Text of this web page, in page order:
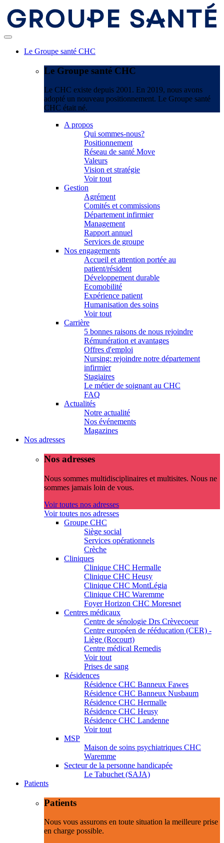
Le Groupe santé CHC
Le Groupe santé CHC
Le CHC existe depuis 2001. En 2019, nous avons
adopté un nouveau positionnement. Le Groupe santé
CHC était né.
A propos
Qui sommes-nous?
Positionnement
Réseau de santé Move
Valeurs
Vision et stratégie
Voir tout
Gestion
Agrément
Comités et commissions
Département infirmier
Management
Rapport annuel
Services de groupe
Nos engagements
Accueil et attention portée au
patient/résident
Développement durable
Ecomobilité
Expérience patient
Humanisation des soins
Voir tout
Carrière
5 bonnes raisons de nous rejoindre
Rémunération et avantages
Offres d'emploi
Nursing: rejoindre notre département
infirmier
Stagiaires
Le métier de soignant au CHC
FAQ
Actualités
Notre actualité
Nos événements
Magazines
Nos adresses
Nos adresses
Nous sommes multidisciplinaires et multisites. Nous ne
sommes jamais loin de vous.
Voir toutes nos adresses
Voir toutes nos adresses
Groupe CHC
Siège social
Services opérationnels
Crèche
Cliniques
Clinique CHC Hermalle
Clinique CHC Heusy
Clinique CHC MontLégia
Clinique CHC Waremme
Foyer Horizon CHC Moresnet
Centres médicaux
Centre de sénologie Drs Crèvecoeur
Centre européen de rééducation (CER) -
Liège (Rocourt)
Centre médical Remedis
Voir tout
Prises de sang
Résidences
Résidence CHC Banneux Fawes
Résidence CHC Banneux Nusbaum
Résidence CHC Hermalle
Résidence CHC Heusy
Résidence CHC Landenne
Voir tout
MSP
Maison de soins psychiatriques CHC
Waremme
Secteur de la personne handicapée
Le Tabuchet (SAJA)
Patients
Patients
Nous vous assurons en toute situation la meilleure prise
en charge possible.